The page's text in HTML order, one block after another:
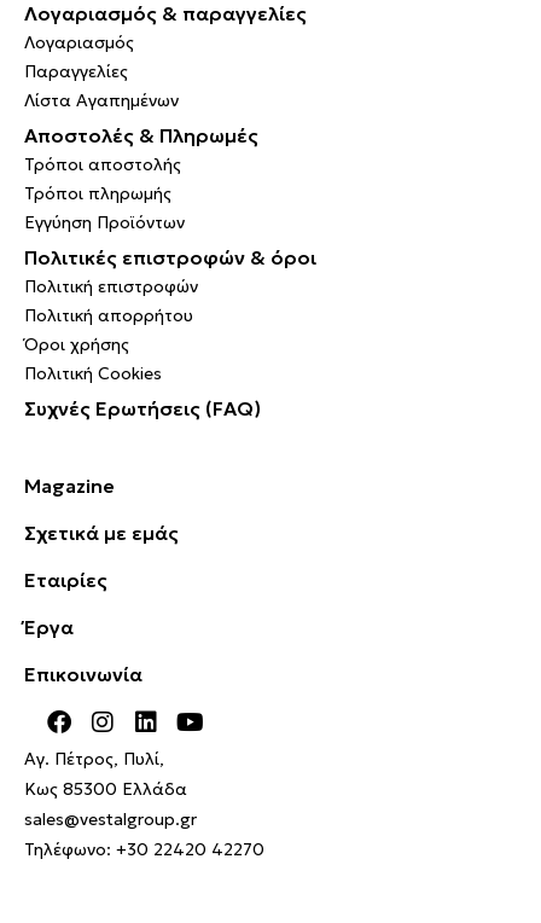
Λογαριασμός & παραγγελίες
Λογαριασμός
Παραγγελίες
Λίστα Αγαπημένων
Αποστολές & Πληρωμές
Τρόποι αποστολής
Τρόποι πληρωμής
Εγγύηση Προϊόντων
Πολιτικές επιστροφών & όροι
Πολιτική επιστροφών
Πολιτική απορρήτου
Όροι χρήσης
Πολιτική Cookies
Συχνές Ερωτήσεις (FAQ)
Magazine
Σχετικά με εμάς
Εταιρίες
Έργα
Επικοινωνία
Αγ. Πέτρος, Πυλί,
Κως 85300 Ελλάδα
sales@vestalgroup.gr
Τηλέφωνο: +30 22420 42270